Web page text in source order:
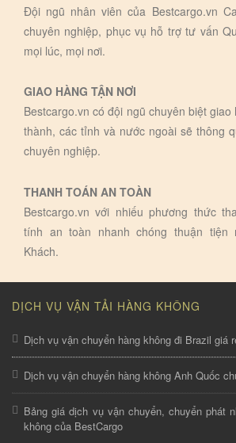
Đội ngũ nhân viên của Bestcargo.vn
chuyên nghiệp, phục vụ hỗ trợ tư vấn
mọi lúc, mọi nơi.
GIAO HÀNG TẬN NƠI
Bestcargo.vn có đội ngũ chuyên biệt
thành, các tỉnh và nước ngoài sẽ thông
chuyên nghiệp.
THANH TOÁN AN TOÀN
Bestcargo.vn với nhiếu phương thức
tính an toàn nhanh chóng thuận tiện
Khách.
DỊCH VỤ VẬN TẢI HÀNG KHÔNG
Dịch vụ vận chuyển hàng không đi Brazil giá
Dịch vụ vận chuyển hàng không Anh Quốc
Bảng giá dịch vụ vận chuyển, chuyển phát
không của BestCargo